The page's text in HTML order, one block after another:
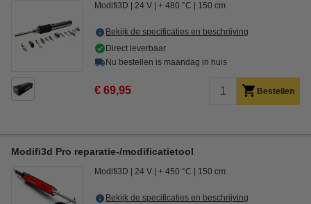
Modifi3D 24 V + 480 °C 150 cm
Bekijk de specificaties en beschrijving
Direct leverbaar
Nu bestellen is maandag in huis
€ 69,95 Bestellen
Modifi3d Pro reparatie-/modificatietool
Modifi3D 24 V + 450 °C 150 cm
Bekijk de specificaties en beschrijving